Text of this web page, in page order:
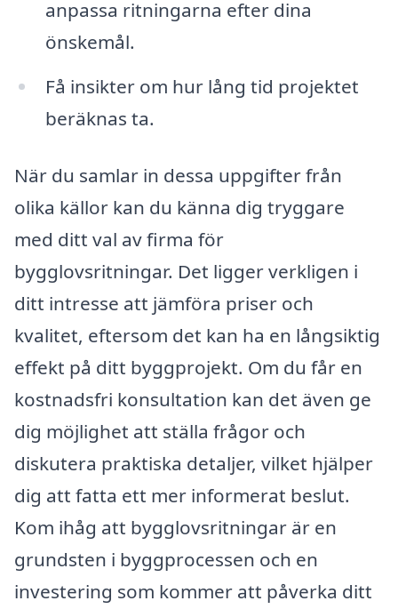
anpassa ritningarna efter dina
önskemål.
Få insikter om hur lång tid projektet
beräknas ta.
När du samlar in dessa uppgifter från
olika källor kan du känna dig tryggare
med ditt val av firma för
bygglovsritningar. Det ligger verkligen i
ditt intresse att jämföra priser och
kvalitet, eftersom det kan ha en långsiktig
effekt på ditt byggprojekt. Om du får en
kostnadsfri konsultation kan det även ge
dig möjlighet att ställa frågor och
diskutera praktiska detaljer, vilket hjälper
dig att fatta ett mer informerat beslut.
Kom ihåg att bygglovsritningar är en
grundsten i byggprocessen och en
investering som kommer att påverka ditt